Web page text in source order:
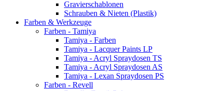
Gravierschablonen
Schrauben & Nieten (Plastik)
Farben & Werkzeuge
Farben - Tamiya
Tamiya - Farben
Tamiya - Lacquer Paints LP
Tamiya - Acryl Spraydosen TS
Tamiya - Acryl Spraydosen AS
Tamiya - Lexan Spraydosen PS
Farben - Revell